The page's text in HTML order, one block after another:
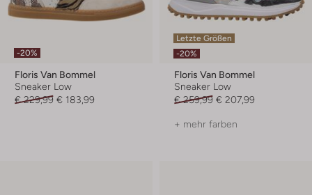
-20%
Floris Van Bommel
Sneaker Low
€ 229,99 € 183,99
Letzte Größen
-20%
Floris Van Bommel
Sneaker Low
€ 259,99 € 207,99
+ mehr farben